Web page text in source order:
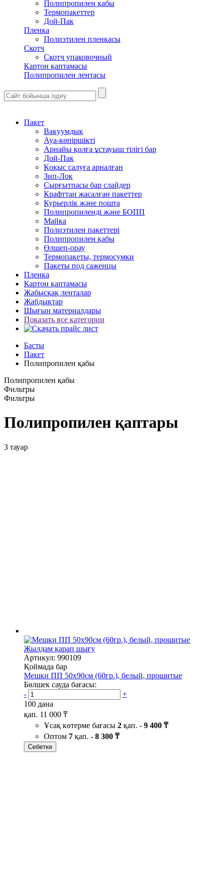
Полипропилен қабы
Термопакеттер
Дой-Пак
Пленка
Полиэтилен пленкасы
Скотч
Скотч упаковочный
Картон қаптамасы
Полипропилен лентасы
Пакет
Вакуумдық
Ауа-көпіршікті
Арнайы қолға ұстауыш тілігі бар
Дой-Пак
Қоқыс салуға арналған
Зип-Лок
Сырғытпасы бар слайдер
Крафттан жасалған пакеттер
Курьерлік және пошта
Полипропиленді және БОПП
Майка
Полиэтилен пакеттері
Полипропилен қабы
Өлшеп-орау
Термопакеты, термосумки
Пакеты под саженцы
Пленка
Картон қаптамасы
Жабысқақ ленталар
Жабдықтар
Шығын материалдары
Показать все категории
Басты
Пакет
Полипропилен қабы
Полипропилен қабы
Фильтры
Фильтры
Полипропилен қаптары
3 тауар
Жылдам қарап шығу
Артикул: 990109
Қоймада бар
Мешки ПП 50х90см (60гр.), белый, прошитые
Бөлшек сауда бағасы:
-
+
100 дана
қап. 11 000 ₸
Ұсақ көтерме бағасы 2 қап. - 9 400 ₸
Оптом 7 қап. - 8 300 ₸
Себетке